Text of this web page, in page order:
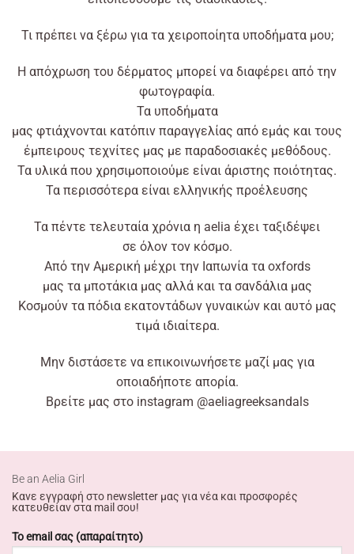
Τι πρέπει να ξέρω για τα χειροποίητα υποδήματα μου;
Η απόχρωση του δέρματος μπορεί να διαφέρει από την
φωτογραφία.
Τα υποδήματα
μας φτιάχνονται κατόπιν παραγγελίας από εμάς και τους
έμπειρους τεχνίτες μας με παραδοσιακές μεθόδους.
Τα υλικά που χρησιμοποιούμε είναι άριστης ποιότητας.
Τα περισσότερα είναι ελληνικής προέλευσης
Τα πέντε τελευταία χρόνια η aelia έχει ταξιδέψει
σε όλοντον κόσμο.
Απότην Αμερική μέχριτην Ιαπωνία τα oxfords
μας ταμποτάκια μας αλλάκαι τα σανδάλια μας
Kοσμούν τα πόδια εκατοντάδων γυναικών και αυτό μας
τιμά ιδιαίτερα.
Μην διστάσετε να επικοινωνήσετε μαζί μας για
οποιαδήποτε απορία.
Βρείτε μας στο instagram @aeliagreeksandals
Βe an Αelia Girl
Κανε εγγραφή στο newsletter μας για νέα και προσφορές
κατευθείαν στα mail σου!
Το email σας (απαραίτητο)